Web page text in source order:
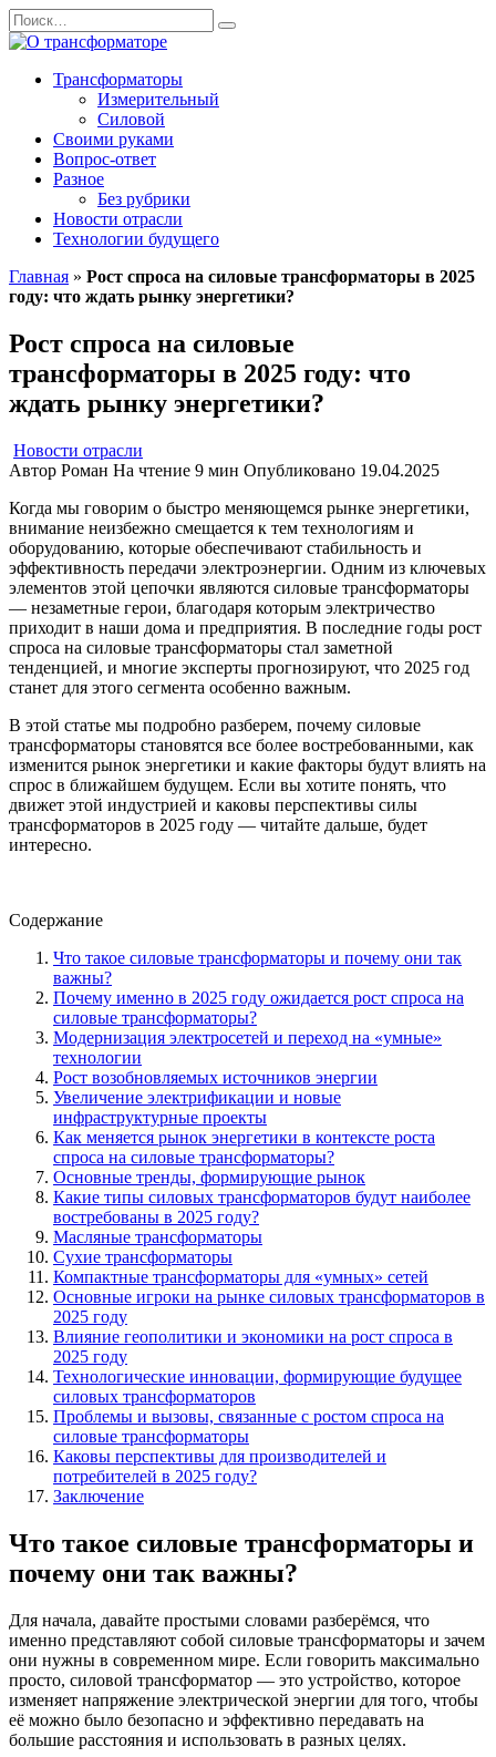
Перейти
к
содержанию
Search
for:
Трансформаторы
Измерительный
Силовой
Своими руками
Вопрос-ответ
Разное
Без рубрики
Новости отрасли
Технологии будущего
Главная » Рост спроса на силовые трансформаторы в 2025
году: что ждать рынку энергетики?
Рост спроса на силовые
трансформаторы в 2025 году: что
ждать рынку энергетики?
Новости отрасли
Автор Роман На чтение 9 мин Опубликовано 19.04.2025
Когда мы говорим о быстро меняющемся рынке энергетики,
внимание неизбежно смещается к тем технологиям и
оборудованию, которые обеспечивают стабильность и
эффективность передачи электроэнергии. Одним из ключевых
элементов этой цепочки являются силовые трансформаторы
— незаметные герои, благодаря которым электричество
приходит в наши дома и предприятия. В последние годы рост
спроса на силовые трансформаторы стал заметной
тенденцией, и многие эксперты прогнозируют, что 2025 год
станет для этого сегмента особенно важным.
В этой статье мы подробно разберем, почему силовые
трансформаторы становятся все более востребованными, как
изменится рынок энергетики и какие факторы будут влиять на
спрос в ближайшем будущем. Если вы хотите понять, что
движет этой индустрией и каковы перспективы силы
трансформаторов в 2025 году — читайте дальше, будет
интересно.
Содержание
Что такое силовые трансформаторы и почему они так
важны?
Почему именно в 2025 году ожидается рост спроса на
силовые трансформаторы?
Модернизация электросетей и переход на «умные»
технологии
Рост возобновляемых источников энергии
Увеличение электрификации и новые
инфраструктурные проекты
Как меняется рынок энергетики в контексте роста
спроса на силовые трансформаторы?
Основные тренды, формирующие рынок
Какие типы силовых трансформаторов будут наиболее
востребованы в 2025 году?
Масляные трансформаторы
Сухие трансформаторы
Компактные трансформаторы для «умных» сетей
Основные игроки на рынке силовых трансформаторов в
2025 году
Влияние геополитики и экономики на рост спроса в
2025 году
Технологические инновации, формирующие будущее
силовых трансформаторов
Проблемы и вызовы, связанные с ростом спроса на
силовые трансформаторы
Каковы перспективы для производителей и
потребителей в 2025 году?
Заключение
Что такое силовые трансформаторы и
почему они так важны?
Для начала, давайте простыми словами разберёмся, что
именно представляют собой силовые трансформаторы и зачем
они нужны в современном мире. Если говорить максимально
просто, силовой трансформатор — это устройство, которое
изменяет напряжение электрической энергии для того, чтобы
её можно было безопасно и эффективно передавать на
большие расстояния и использовать в разных целях.